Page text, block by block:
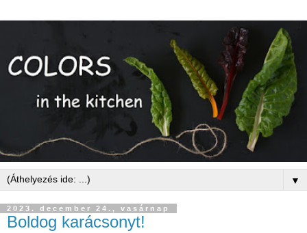
▼
2023. december 24., vasárnap
Boldog karácsonyt!